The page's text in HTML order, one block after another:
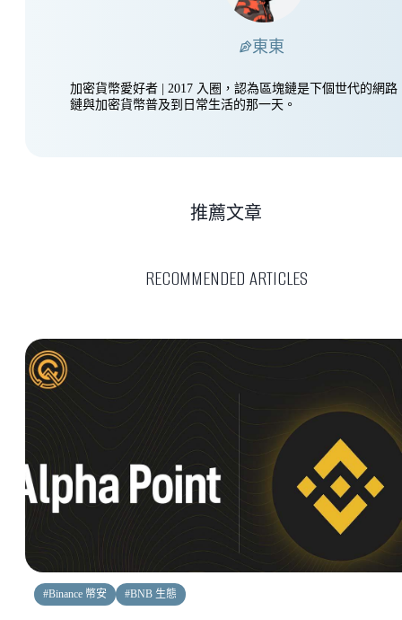
東東
加密貨幣愛好者 | 2017 入圈，認為區塊鏈是下個世代的網路
鏈與加密貨幣普及到日常生活的那一天。
RECOMMENDED ARTICLES
推薦文章
#Binance 幣安 #BNB 生態